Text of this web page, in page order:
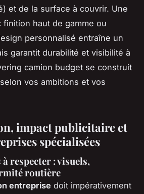
et de la surface à couvrir. Une
finition haut de gamme ou
personnalisé entraîne un
garantit durabilité et visibilité à
camion budget se construit
vos ambitions et vos
impact publicitaire et
spécialisées
respecter : visuels,
routière
entreprise doit impérativement